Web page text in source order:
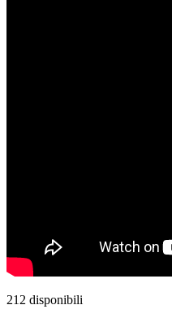
212 disponibili